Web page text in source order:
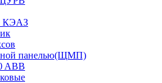
КЭАЗ
панелью(ЩМП)
ABB